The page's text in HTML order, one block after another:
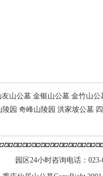
友山公墓 金银山公墓 金竹山
陵园 奇峰山陵园 洪家坡公墓
园区24小时咨询电话：